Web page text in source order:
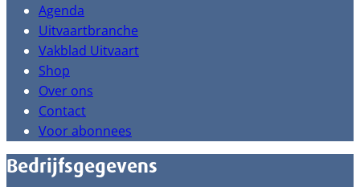
Agenda
Uitvaartbranche
Vakblad Uitvaart
Shop
Over ons
Contact
Voor abonnees
Bedrijfsgegevens